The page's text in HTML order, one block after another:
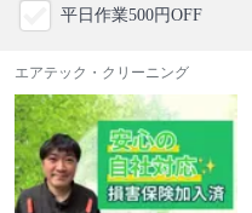
平日作業500円OFF
エアテック・クリーニング